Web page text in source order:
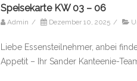
Speisekarte KW 03 – 06
Admin / Dezember 10, 2025 /
Liebe Essensteilnehmer, anbei
Appetit – Ihr Sander Kanteenie-